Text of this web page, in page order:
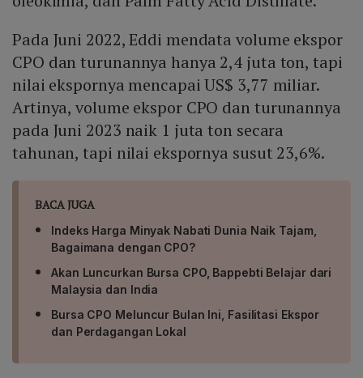
Pada Juni 2022, Eddi mendata volume ekspor
CPO dan turunannya hanya 2,4 juta ton, tapi
nilai ekspornya mencapai US$ 3,77 miliar.
Artinya, volume ekspor CPO dan turunannya
pada Juni 2023 naik 1 juta ton secara
tahunan, tapi nilai ekspornya susut 23,6%.
BACA JUGA
Indeks Harga Minyak Nabati Dunia Naik Tajam,
Bagaimana dengan CPO?
Akan Luncurkan Bursa CPO, Bappebti Belajar dari
Malaysia dan India
Bursa CPO Meluncur Bulan Ini, Fasilitasi Ekspor
dan Perdagangan Lokal